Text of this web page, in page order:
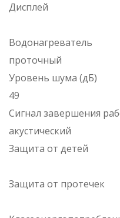
Дисплей
Водонагреватель
проточный
Уровень шума (дБ)
49
Сигнал завершения
акустический
Защита от детей
Защита от протечек